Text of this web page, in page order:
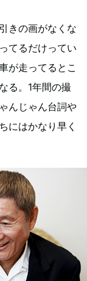
きの画がなくな
てるだけってい
が走ってるとこ
る。1年間の撮
んじゃん台詞や
にはかなり早く